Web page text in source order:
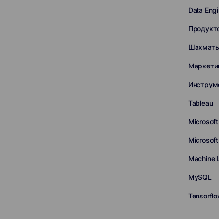
Data
Tableau
Machine
MySQL